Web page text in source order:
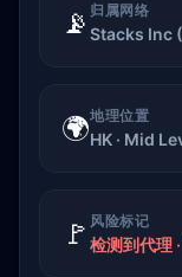
📡 归属网络
Stacks Inc
🌍地理位置
HK · Mid
🚩 风险标记
检测到代理